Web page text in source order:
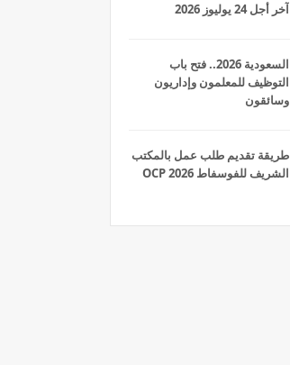
آخر أجل 24 يوليوز 2026
السعودية 2026.. فتح باب
التوظيف للمعلمون وإداريون
وسائقون
طريقة تقديم طلب عمل بالمكتب
الشريف للفوسفاط OCP 2026